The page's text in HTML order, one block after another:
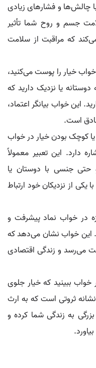
چالش‌ها و فشارهای زیادی
جسم و روح شما تأثیر
که مراقبت از سلامت
خیار را پوست می‌کنید،
یا نزدیک دارید که
این خواب بیانگر اعتماد،
است.
یا کوچک بودن خیار در خواب
دارد. این تعبیر معمولاً
حتی جنسی با دوستان یا
از نزدیکان خود ارتباط
در خواب نماد پیشرفت و
این خواب نشان می‌دهد که
می‌رسد و زندگی اقتصادی
خواب ببینید که خیار جلوی
ثروتی است که به ارث
به زندگی شما کرده و